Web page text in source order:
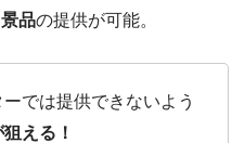
品の提供が可能。
では提供できないよう
える！